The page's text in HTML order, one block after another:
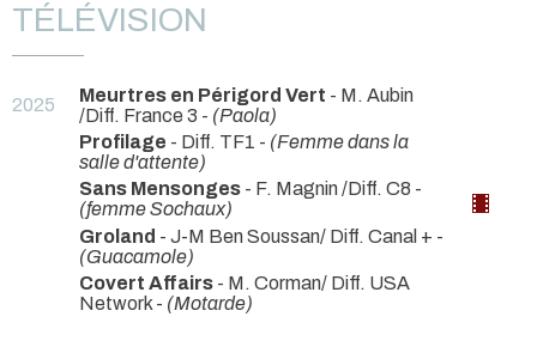
TÉLÉVISION
2025 Meurtres en Périgord Vert - M. Aubin
/Diff. France 3 - (Paola)
Profilage - Diff. TF1 - (Femme dans la
salle d'attente)
Sans Mensonges - F. Magnin /Diff. C8 -
(femme Sochaux)
Groland - J-M Ben Soussan/ Diff. Canal + -
(Guacamole)
Covert Affairs - M. Corman/ Diff. USA
Network - (Motarde)